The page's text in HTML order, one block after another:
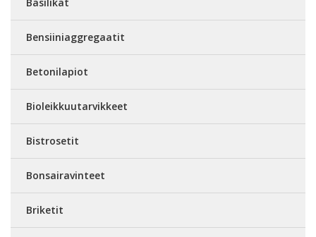
Bensiiniaggregaatit
Betonilapiot
Bioleikkuutarvikkeet
Bistrosetit
Bonsairavinteet
Briketit